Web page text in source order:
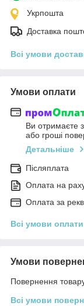
Укрпошта
Доставка
Всі умови
Умови оплати
Ви отримаєте
або гроші
Детальніше
Післяплата
Оплата на
Оплата за
Всі умови оплати
Умови
Повернення
Всі умови